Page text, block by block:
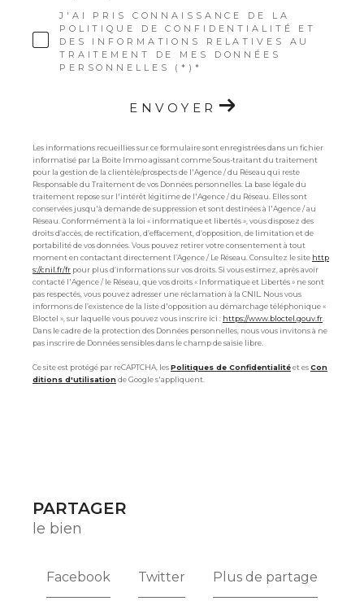
J'AI PRIS CONNAISSANCE DE LA
POLITIQUE DE CONFIDENTIALITÉ ET
DES INFORMATIONS RELATIVES AU
TRAITEMENT DE MES DONNÉES
PERSONNELLES (*)*
ENVOYER
Les informations recueillies sur ce formulaire sont enregistrées dans un fichier
informatisé par La Boite Immo agissant comme Sous-traitant du traitement
pour la gestion de la clientèle/prospects de l'Agence / du Réseau qui reste
Responsable du Traitement de vos Données personnelles. La base légale du
traitement repose sur l'intérêt légitime de l'Agence / du Réseau. Elles sont
conservées jusqu'à demande de suppression et sont destinées à l'Agence / au
Réseau. Conformément à la loi « informatique et libertés », vous disposez des
droits d’accès, de rectification, d’effacement, d’opposition, de limitation et de
portabilité de vos données. Vous pouvez retirer votre consentement à tout
moment en contactant directement l’Agence / Le Réseau. Consultez le site http
s://cnil.fr/fr pour plus d’informations sur vos droits. Si vous estimez, après avoir
contacté l'Agence / le Réseau, que vos droits « Informatique et Libertés » ne sont
pas respectés, vous pouvez adresser une réclamation à la CNIL. Nous vous
informons de l’existence de la liste d'opposition au démarchage téléphonique «
Bloctel », sur laquelle vous pouvez vous inscrire ici : https://www.bloctel.gouv.fr
Dans le cadre de la protection des Données personnelles, nous vous invitons à ne
pas inscrire de Données sensibles dans le champ de saisie libre.
Ce site est protégé par reCAPTCHA, lesPolitiques de Confidentialitéet esCon
ditions d'utilisationde Google s'appliquent.
PARTAGER
le bien
Facebook Twitter Plus de partage